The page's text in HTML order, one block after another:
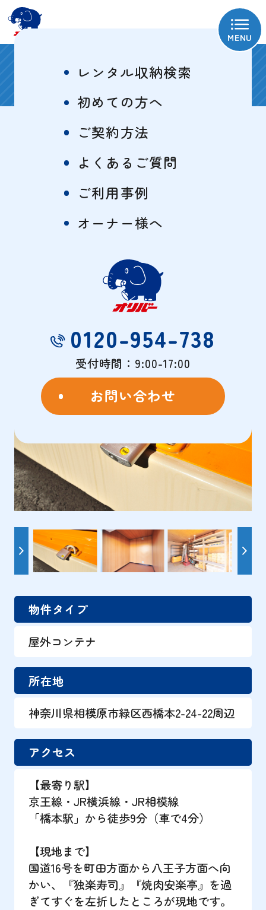
MENU
レンタル収納検索
初めての方へ
ご契約方法
よくあるご質問
ご利用事例
オーナー様へ
0120-954-738
受付時間：9:00-17:00
お問い合わせ
相模原橋本1号
サイズ・料金表
物件概要
- OVERVIEW -
物件タイプ
屋外コンテナ
所在地
神奈川県相模原市緑区西橋本2-24-22周辺
アクセス
【最寄り駅】
京王線・JR横浜線・JR相模線
「橋本駅」から徒歩9分（車で4分）
【現地まで】
国道16号を町田方面から八王子方面へ向
かい、『独楽寿司』『焼肉安楽亭』を過
ぎてすぐを左折したところが現地です。